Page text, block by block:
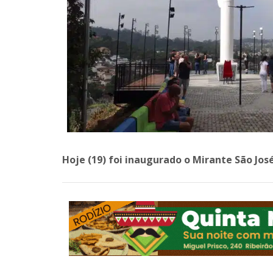
Hoje (19) foi inaugurado o Mirante São